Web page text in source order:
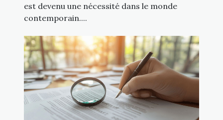
est devenu une nécessité dans le monde
contemporain....